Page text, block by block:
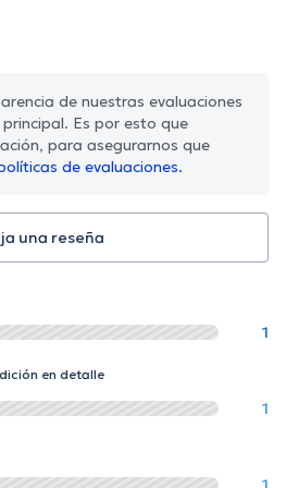
de nuestras evaluaciones
Es por esto que
para asegurarnos que
de evaluaciones.
una reseña
1
en detalle
1